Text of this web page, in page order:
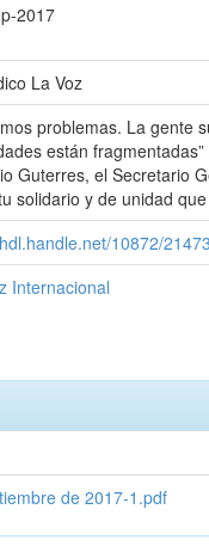
2017
La Voz
problemas. La gente
están
Guterres, el Secretario
solidario y de unidad
10872/21473
Internacional
de 2017-1.pdf